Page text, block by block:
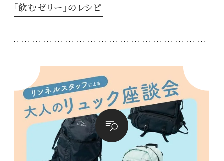
「飲むゼリー」のレシピ